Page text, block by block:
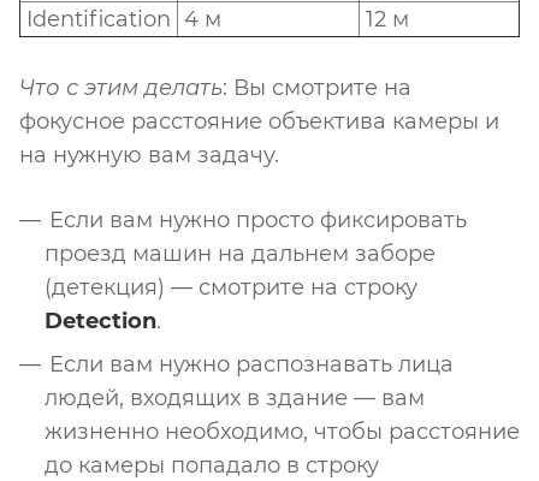
Identification 4 м 12 м
Что с этим делать: Вы смотрите на
фокусное расстояние объектива камеры и
на нужную вам задачу.
Если вам нужно просто фиксировать
проезд машин на дальнем заборе
(детекция) — смотрите на строку
Detection.
Если вам нужно распознавать лица
людей, входящих в здание — вам
жизненно необходимо, чтобы расстояние
до камеры попадало в строку